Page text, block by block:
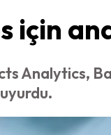
için
Analytics,